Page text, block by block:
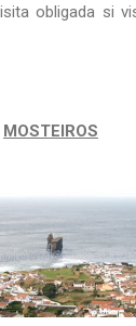
obligada si
MOSTEIROS